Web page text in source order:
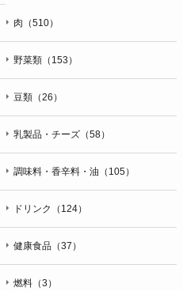
が、当社が依頼する情報の提
いますのでご了承下さい。
へのアクセス状況について、
、ご住所、電話番号、電子メ
ョン部シニアマネージャー
丁目２７番１号 東麻布食文化
肉（510）
野菜類（153）
豆類（26）
乳製品・チーズ（58）
調味料・香辛料・油（105）
ドリンク（124）
健康食品（37）
燃料（3）